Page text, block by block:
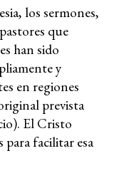
los sermones,
que
han sido
y
en regiones
prevista
El Cristo
para facilitar esa